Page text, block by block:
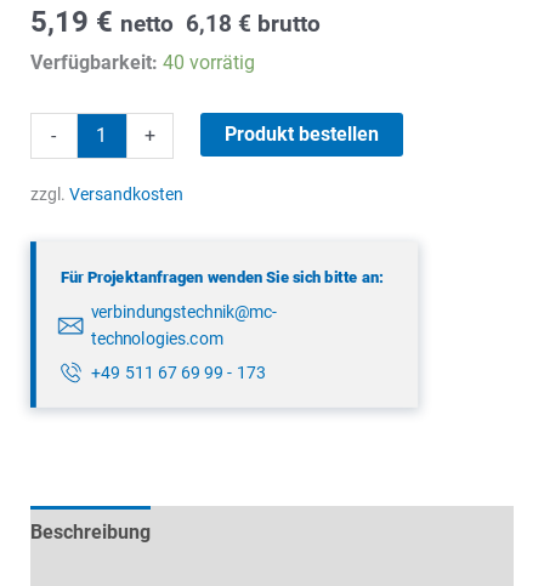
5,19 € netto 6,18 € brutto
Verfügbarkeit: 40 vorrätig
-
99
9108
+ Produkt bestellen
zzgl. Versandkosten
Für Projektanfragen wenden Sie sich bitte an:
verbindungstechnik@mc-
technologies.com
+49 511 67 69 99 - 173
Beschreibung